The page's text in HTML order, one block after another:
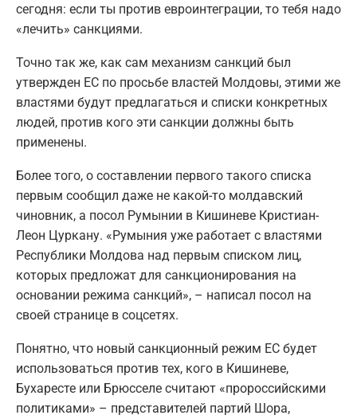
сегодня: если ты против евроинтеграции, то тебя надо
«лечить» санкциями.
Точно так же, как сам механизм санкций был
утвержден ЕС по просьбе властей Молдовы, этими же
властями будут предлагаться и списки конкретных
людей, против кого эти санкции должны быть
применены.
Более того, о составлении первого такого списка
первым сообщил даже не какой-то молдавский
чиновник, а посол Румынии в Кишиневе Кристиан-
Леон Цуркану. «Румыния уже работает с властями
Республики Молдова над первым списком лиц,
которых предложат для санкционирования на
основании режима санкций», – написал посол на
своей странице в соцсетях.
Понятно, что новый санкционный режим ЕС будет
использоваться против тех, кого в Кишиневе,
Бухаресте или Брюсселе считают «пророссийскими
политиками» – представителей партий Шора,